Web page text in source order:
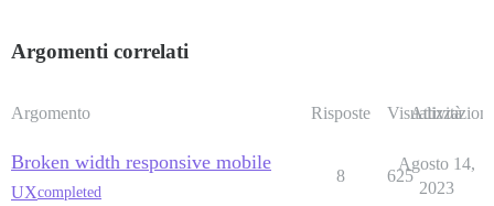
Argomenti correlati
Argomento Risposte Visualizzazioni
Attività
Broken width responsive mobile
UXcompleted
8 625
Agosto 14,
2023